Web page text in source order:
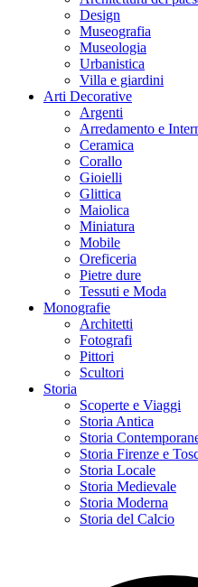
Design
Museografia
Museologia
Urbanistica
Villa e giardini
Arti Decorative
Argenti
Arredamento e
Ceramica
Corallo
Gioielli
Glittica
Maiolica
Miniatura
Mobile
Oreficeria
Pietre dure
Tessuti e Moda
Monografie
Architetti
Fotografi
Pittori
Scultori
Storia
Scoperte e Viaggi
Storia Antica
Storia
Storia Firenze e
Storia Locale
Storia Medievale
Storia Moderna
Storia del Calcio